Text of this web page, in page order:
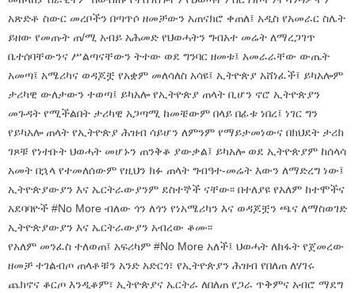
አጽድቶ ስውር መረቦችን በጣጥሶ ዘመቻውን አጠናክሮ ቀጠለ፤ አዲስ የአመራር ስሌት
ይዘው የመጡት ጠ/ሚ አብይ አሕመድ የህወሓትን ግብአተ መሬት ለማረጋገጥ
ቤተሰባቸውንና ሥልጣናቸውን ትተው ወደ ግንባር ዘመቱ፤ አመራራቸው ውጤት
አመጣ፤ አሜሪካና ወዳጆቿ የአቋም መለሳለስ አሳዩ፤ ኢትዮጵያ አሸነፈች፤ ይካአሎም
ታሪካዊ ውለታውን ተወጣ፤ ይካአሎ የኢትዮጵያ ጠላት ቢሆን ኖሮ ኢትዮጵያን
መጉዳት የሚችልበት ታሪካዊ አጋጣሚ ከመቼውም በላይ በፊቱ ነበረ፤ ነገር ግን
የይካአሎ ጠላት የኢትዮጵያ ሕዝብ ሳይሆን ለምንም የማይታመነውና በክህደት ታሪክ
ገጾቹ የነተቡት ህወሓት መሆኑን ጠንቅቆ ያውቃል፤ ይካአሎ ወደ ኢትዮጵያም ከሰላሳ
አመት በኋላ የተመለሰውም የዚህን ክፉ ጠላት ግብዓተ-መሬት እውን ለማድረግ ነው፤
ኢትዮጵያውያን እና ኤርትራውያንም ደስተኞች ናቸው፡፡ በተለያዩ የአለም ከተሞችና
አደባባዮች #No More ብለው ጎን ለጎን የነአሜሪካን እና ወዳጆቿን ጫና ለማስወገድ
ኢትዮጵያውያን እና ኤርትራውያን አብረው ቆሙ፡፡
የአለም መንፈስ ተለወጠ፤ አፍሪካም #No More አለች፤ ህወሓት ለክፋት የጀመረው
ዘመቻ ተገልብጦ ጠላቶቹን አንድ አድርጎ፣ የኢትዮጵያን ሕዝብ የበለጠ ለሃገሩ
ጨክኖና ቆርጦ እንዲቆም፣ ኢትዮጵያና ኤርትራ ለበለጠ የጋራ ጥቅምና አብሮ ማደግ